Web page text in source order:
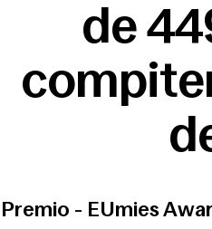
de
Premio - EUmies